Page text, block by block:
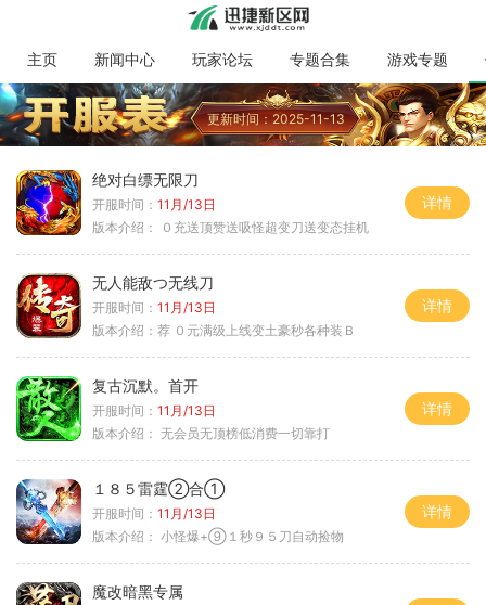
主页 新闻中心 玩家论坛 专题合集 游戏专题
更新时间：2025-11-13
绝对白缥无限刀
开服时间： 11月/13日
版本介绍：
０充送顶赞送吸怪超变刀送变态挂机
详情
无人能敌つ无线刀
开服时间： 11月/13日
版本介绍： 荐 ０元满级上线变土豪秒各种装Ｂ
详情
复古沉默。首开
开服时间： 11月/13日
版本介绍： 无会员无顶榜低消费一切靠打
详情
１８５雷霆②合①
开服时间： 11月/13日
版本介绍： 小怪爆+⑨１秒９５刀自动捡物
详情
魔改暗黑专属